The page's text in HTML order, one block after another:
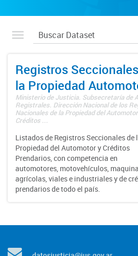
Registros
la Propiedad
Ministerio de Justicia. Subsecretaría de
Registrales. Dirección Nacional de los
Nacionales de la Propiedad del
Créditos ...
Listados de Registros Seccionales de
Propiedad del Automotor y Créditos
Prendarios, con competencia en
automotores, motovehículos,
agrícolas, viales e industriales y de
prendarios de todo el país.